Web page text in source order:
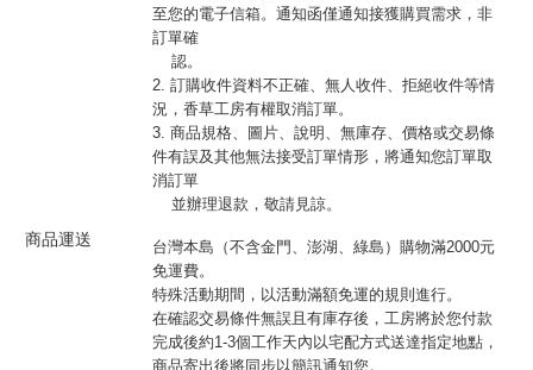
至您的電子信箱。通知函僅通知接獲購買需求，非
訂單確
認。
2. 訂購收件資料不正確、無人收件、拒絕收件等情
況，香草工房有權取消訂單。
3. 商品規格、圖片、說明、無庫存、價格或交易條
件有誤及其他無法接受訂單情形，將通知您訂單取
消訂單
並辦理退款，敬請見諒。
商品運送
台灣本島（不含金門、澎湖、綠島）購物滿2000元
免運費。
特殊活動期間，以活動滿額免運的規則進行。
在確認交易條件無誤且有庫存後，工房將於您付款
完成後約1-3個工作天內以宅配方式送達指定地點，
商品寄出後將同步以簡訊通知您。